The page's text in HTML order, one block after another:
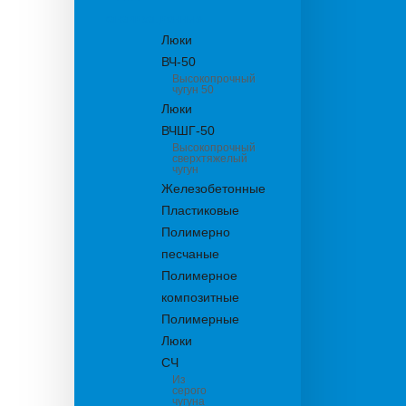
Люки
ВЧ-50
Высокопрочный
чугун 50
Люки
ВЧШГ-50
Высокопрочный
сверхтяжелый
чугун
Железобетонные
Пластиковые
Полимерно
песчаные
Полимерное
композитные
Полимерные
Люки
СЧ
Из
серого
чугуна